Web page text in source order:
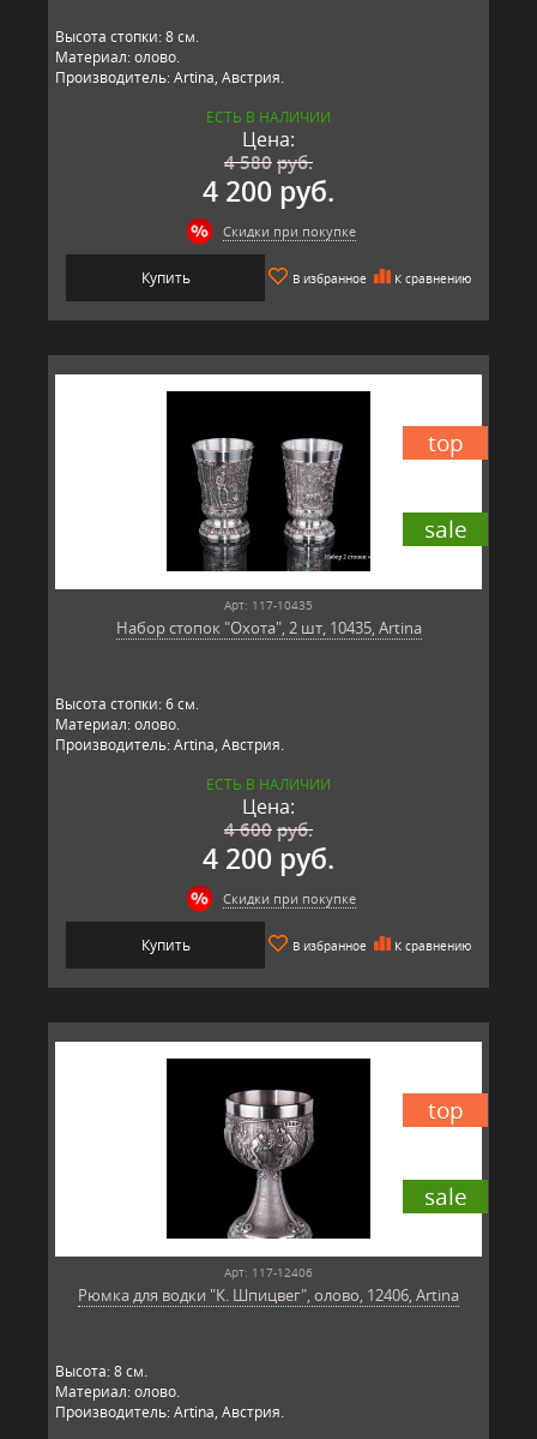
Высота стопки: 8 см.
Материал: олово.
Производитель: Artina, Австрия.
ЕСТЬ В НАЛИЧИИ
Цена:
4 580руб.
4 200 руб.
Скидки при покупке
Купить В избранное К сравнению
sale
top
Арт: 117-10435
Набор стопок "Охота", 2 шт, 10435, Artina
Высота стопки: 6 см.
Материал: олово.
Производитель: Artina, Австрия.
ЕСТЬ В НАЛИЧИИ
Цена:
4 600руб.
4 200 руб.
Скидки при покупке
Купить В избранное К сравнению
sale
top
Арт: 117-12406
Рюмка для водки "К. Шпицвег", олово, 12406, Artina
Высота: 8 см.
Материал: олово.
Производитель: Artina, Австрия.